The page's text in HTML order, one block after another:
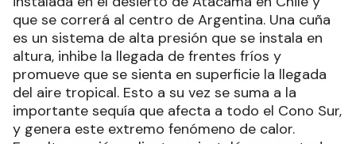
que se correrá al centro de Argentina. Una cuña
es un sistema de alta presión que se instala en
altura, inhibe la llegada de frentes fríos y
promueve que se sienta en superficie la llegada
del aire tropical. Esto a su vez se suma a la
importante sequía que afecta a todo el Cono Sur,
y genera este extremo fenómeno de calor.